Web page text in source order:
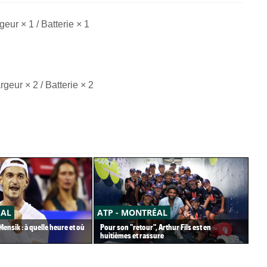
× 1 / Batterie × 1
× 2 / Batterie × 2
: à quelle heure et où
ATP - MONTRÉAL
Pour son "retour", Arthur Fils est en
huitièmes et rassure